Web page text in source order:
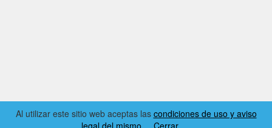
Al utilizar este sitio web aceptas las condiciones de uso y aviso
legal del mismo
Cerrar